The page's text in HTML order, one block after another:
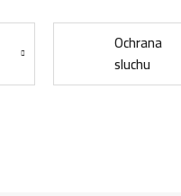
Ochrana
sluchu